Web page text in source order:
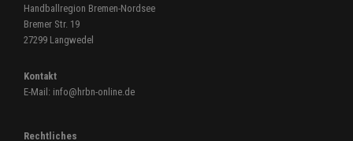
Handballregion Bremen-Nordsee
Bremer Str. 19
27299 Langwedel
Kontakt
E-Mail: info@hrbn-online.de
Rechtliches